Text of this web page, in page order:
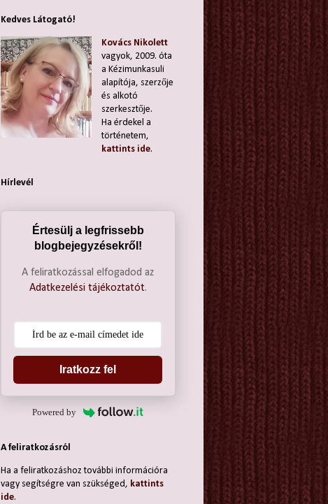
Kedves Látogató!
Kovács Nikolett
vagyok, 2009. óta
a Kézimunkasuli
alapítója, szerzője
és alkotó
szerkesztője.
Ha érdekel a
történetem,
kattints ide.
Hírlevél
Értesülj a legfrissebb
blogbejegyzésekről!
A feliratkozással elfogadod az
Adatkezelési tájékoztatót.
Iratkozz fel
Powered by
A feliratkozásról
Ha a feliratkozáshoz további információra
vagy segítségre van szükséged, kattints
ide.